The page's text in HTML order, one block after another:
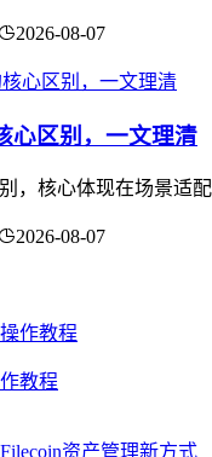
2026-08-07
心区别，一文理清
，核心体现在场景适
2026-08-07
教程